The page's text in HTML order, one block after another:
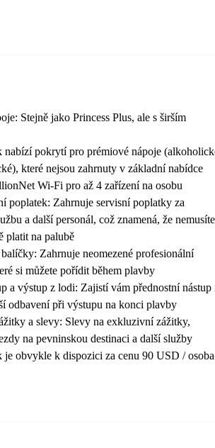
Stejně jako Princess Plus, ale s širším
nabízí pokrytí pro prémiové nápoje
které nejsou zahrnuty v základní nabídce
Wi-Fi pro až 4 zařízení na osobu
poplatek: Zahrnuje servisní poplatky za
a další personál, což znamená, že nemusíte
platit na palubě
Zahrnuje neomezené profesionální
si můžete pořídit během plavby
a výstup z lodi: Zajistí vám přednostní nástup
odbavení při výstupu na konci plavby
a slevy: Slevy na exkluzivní zážitky,
na pevninskou destinaci a další služby
je obvykle k dispozici za cenu 90 USD /